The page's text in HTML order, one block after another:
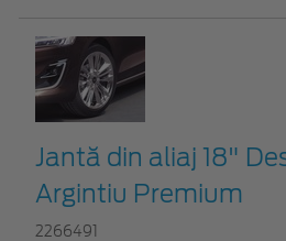
Jantă din aliaj 18"
Argintiu Premium
2266491